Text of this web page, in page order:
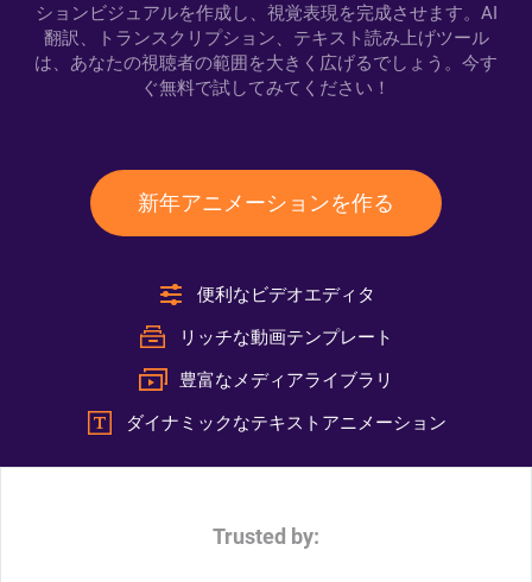
ションビジュアルを作成し、視覚表現を完成させます。AI
翻訳、トランスクリプション、テキスト読み上げツール
は、あなたの視聴者の範囲を大きく広げるでしょう。今す
ぐ無料で試してみてください！
新年アニメーションを作る
便利なビデオエディタ
リッチな動画テンプレート
豊富なメディアライブラリ
ダイナミックなテキストアニメーション
Trusted by: